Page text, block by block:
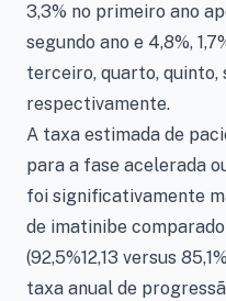
3,3% no primeiro ano
segundo ano e 4,8%,
terceiro, quarto, quinto,
respectivamente.
A taxa estimada de
para a fase acelerada
foi significativamente
de imatinibe comparado
(92,5%12,13 versus
taxa anual de